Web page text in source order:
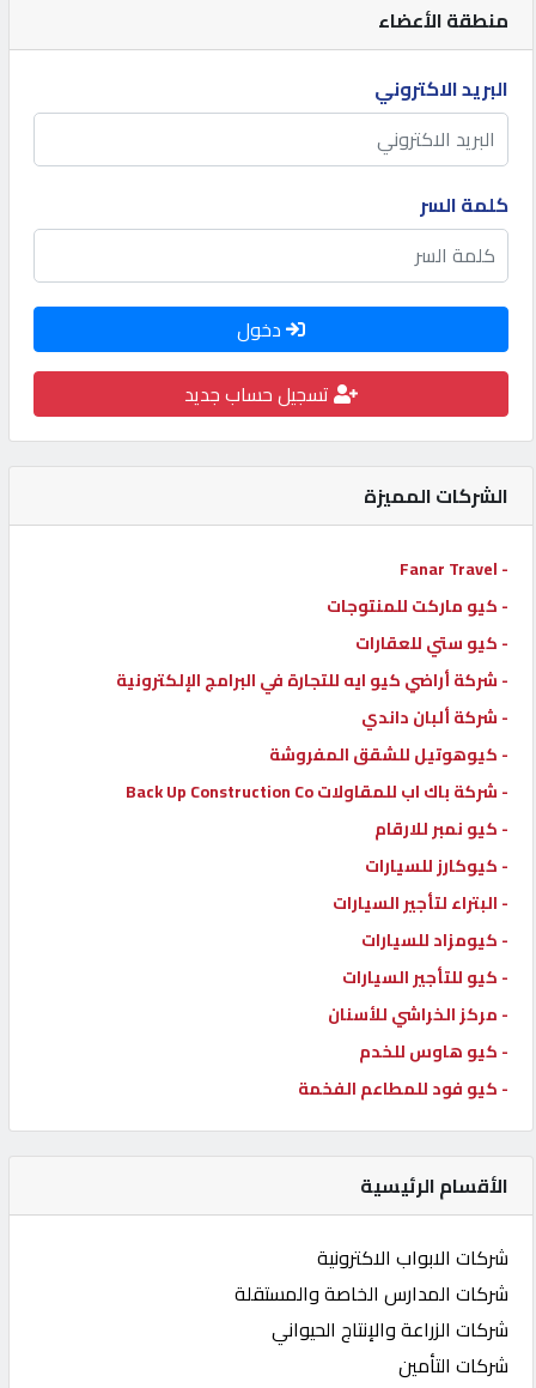
المنتدى
كيو
مزاد
كيو
نمبر
كيو
كارز
كيو
ماركت
الدليل
القطري
POWERED
QHOST
منطقة الأعضاء
البريد الاكتروني
كلمة السر
دخول
تسجيل حساب جديد
الشركات المميزة
- Fanar Travel
- كيو ماركت للمنتوجات
- كيو ستي للعقارات
- شركة أراضي كيو ايه للتجارة في البرامج الإلكترونية
- شركة ألبان داندي
- كيوهوتيل للشقق المفروشة
- شركة باك اب للمقاولات Back Up Construction Co
- كيو نمبر للارقام
- كيوكارز للسيارات
- البتراء لتأجير السيارات
- كيومزاد للسيارات
- كيو للتأجير السيارات
- مركز الخراشي للأسنان
- كيو هاوس للخدم
- كيو فود للمطاعم الفخمة
الأقسام الرئيسية
شركات الابواب الاكترونية
شركات المدارس الخاصة والمستقلة
شركات الزراعة والإنتاج الحيواني
شركات التأمين